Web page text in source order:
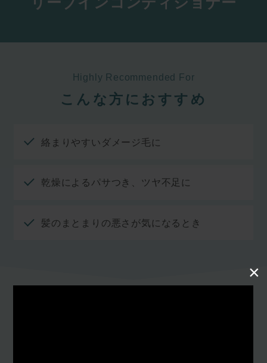
×
Highly Recommended For
こんな方におすすめ
絡まりやすいダメージ毛に
乾燥によるパサつき、ツヤ不足に
髪のまとまりの悪さが気になるとき